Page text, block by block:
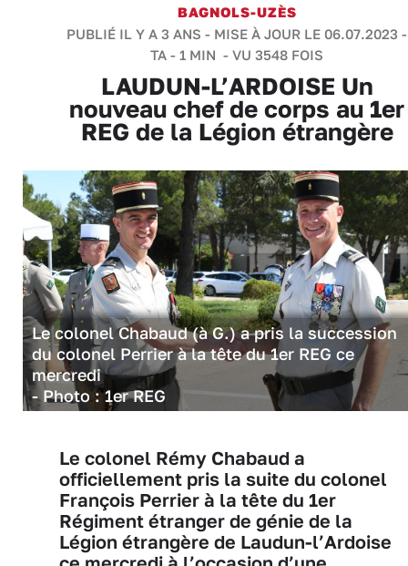
BAGNOLS-UZÈS
PUBLIÉ IL Y A 3 ANS - MISE À JOUR LE 06.07.2023 -
TA - 1 MIN - VU 3548 FOIS
LAUDUN-L’ARDOISE Un
nouveau chef de corps au 1er
REG de la Légion étrangère
Le colonel Chabaud (à G.) a pris la succession
du colonel Perrier à la tête du 1er REG ce
mercredi
- Photo : 1er REG
Le colonel Rémy Chabaud a
officiellement pris la suite du colonel
François Perrier à la tête du 1er
Régiment étranger de génie de la
Légion étrangère de Laudun-l’Ardoise